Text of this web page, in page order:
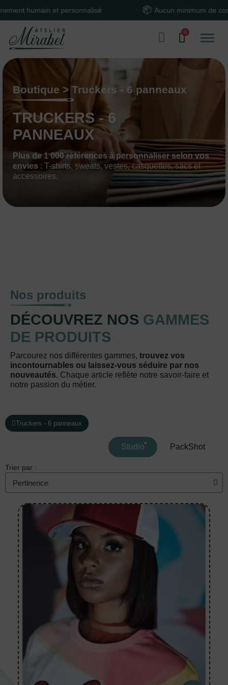
et personnalisé Aucun minimum de commande
Boutique > Truckers - 6 panneaux
TRUCKERS - 6
PANNEAUX
Plus de 1 000 références à personnaliser selon vos
envies : T-shirts, sweats, vestes, casquettes, sacs et
accessoires.
Nos produits
DÉCOUVREZ NOS GAMMES
DE PRODUITS
Parcourez nos différentes gammes, trouvez vos
incontournables ou laissez-vous séduire par nos
nouveautés. Chaque article reflète notre savoir-faire et
notre passion du métier.
Truckers - 6 panneaux
Studio PackShot
Trier par :